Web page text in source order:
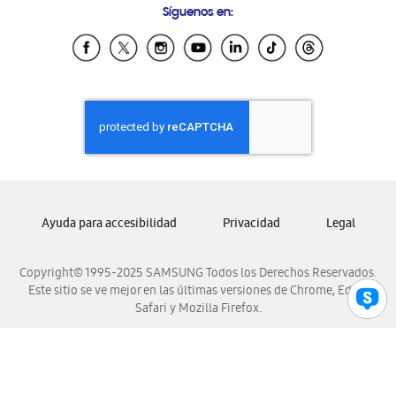
Samsung Ecuador
Samsung El Salvador
Samsung Honduras
Samsung Nicaragua
Samsung Panamá
Samsung Venezuela
Síguenos en:
Copyright© 1995-2025 SAMSUNG Todos los Derechos Reservados.
Este sitio se ve mejor en las últimas versiones de Chrome, Edge,
Safari y Mozilla Firefox.
Ayuda para accesibilidad Privacidad Legal